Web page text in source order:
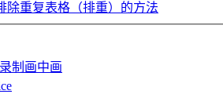
除重复表格（排重）的方法
制画中画